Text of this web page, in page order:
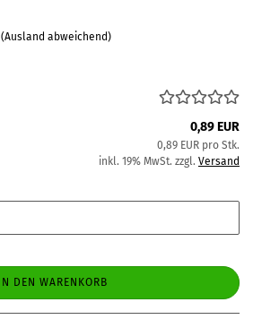
(Ausland abweichend)
0,89 EUR
0,89 EUR pro Stk.
inkl. 19% MwSt. zzgl. Versand
IN DEN WARENKORB